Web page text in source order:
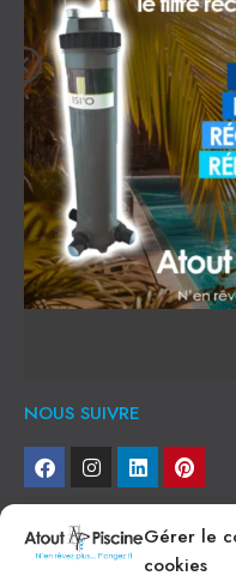
Gérer le
cookies
NOUS SUIVRE
NEWSLETTER
Je veux recevoir toute l'actu